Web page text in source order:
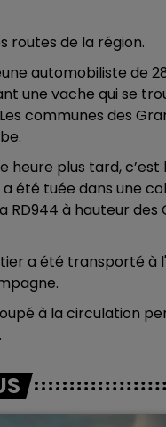
routes de la région.
automobiliste de
une vache qui se
communes des
heure plus tard,
a été tuée dans une
RD944 à hauteur des
a été transporté à
à la circulation